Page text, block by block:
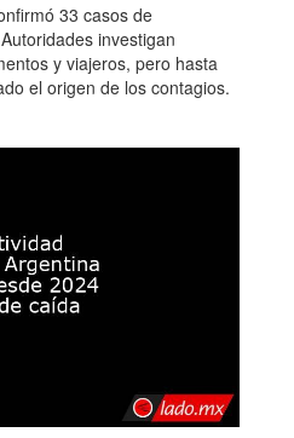
33 casos de
investigan
y viajeros, pero hasta
el origen de los contagios.